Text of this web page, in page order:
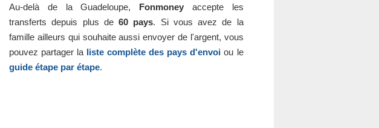
Au-delà de la Guadeloupe, Fonmoney accepte les
transferts depuis plus de60 pays. Si vous avez de la
famille ailleurs qui souhaite aussi envoyer de l'argent, vous
pouvez partager la liste complète des pays d'envoi ou le
guide étape par étape.